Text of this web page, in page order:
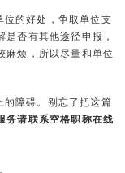
的好处，争取单位支
否有其他途径申报，
麻烦，所以尽量和单位
的障碍。别忘了把这篇
务请联系空格职称在线